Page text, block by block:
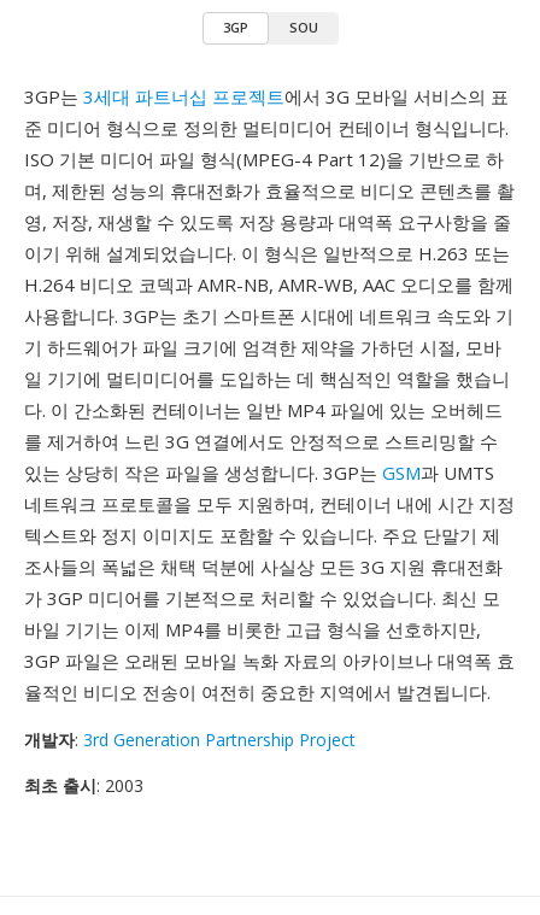
3GP SOU
3GP는 3세대 파트너십 프로젝트에서 3G 모바일 서비스의 표
준 미디어 형식으로 정의한 멀티미디어 컨테이너 형식입니다.
ISO 기본 미디어 파일 형식(MPEG-4 Part 12)을 기반으로 하
며, 제한된 성능의 휴대전화가 효율적으로 비디오 콘텐츠를 촬
영, 저장, 재생할 수 있도록 저장 용량과 대역폭 요구사항을 줄
이기 위해 설계되었습니다. 이 형식은 일반적으로 H.263 또는
H.264 비디오 코덱과 AMR-NB, AMR-WB, AAC 오디오를 함께
사용합니다. 3GP는 초기 스마트폰 시대에 네트워크 속도와 기
기 하드웨어가 파일 크기에 엄격한 제약을 가하던 시절, 모바
일 기기에 멀티미디어를 도입하는 데 핵심적인 역할을 했습니
다. 이 간소화된 컨테이너는 일반 MP4 파일에 있는 오버헤드
를 제거하여 느린 3G 연결에서도 안정적으로 스트리밍할 수
있는 상당히 작은 파일을 생성합니다. 3GP는 GSM과 UMTS
네트워크 프로토콜을 모두 지원하며, 컨테이너 내에 시간 지정
텍스트와 정지 이미지도 포함할 수 있습니다. 주요 단말기 제
조사들의 폭넓은 채택 덕분에 사실상 모든 3G 지원 휴대전화
가 3GP 미디어를 기본적으로 처리할 수 있었습니다. 최신 모
바일 기기는 이제 MP4를 비롯한 고급 형식을 선호하지만,
3GP 파일은 오래된 모바일 녹화 자료의 아카이브나 대역폭 효
율적인 비디오 전송이 여전히 중요한 지역에서 발견됩니다.
개발자: 3rd Generation Partnership Project
최초 출시: 2003